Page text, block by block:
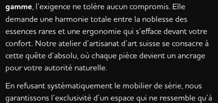
gamme , l’exigence ne tolère aucun compromis. Elle
demande une harmonie totale entre la noblesse des
essences rares et une ergonomie qui s’efface devant votre
confort. Notre atelier d’artisanat d’art suisse se consacre à
cette quête d’absolu, où chaque pièce devient un ancrage
pour votre autorité naturelle.
En refusant systématiquement le mobilier de série, nous
garantissons l’exclusivité d’un espace qui ne ressemble qu’à